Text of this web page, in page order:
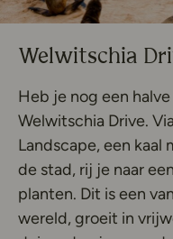
Welwitschia
Heb je nog een
Welwitschia Drive.
Landscape, een
de stad, rij je naar
planten. Dit is een
wereld, groeit in